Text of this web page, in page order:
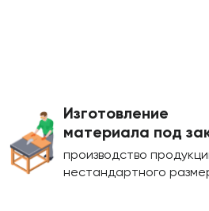
Изготовление
материала под
производство
нестандартного